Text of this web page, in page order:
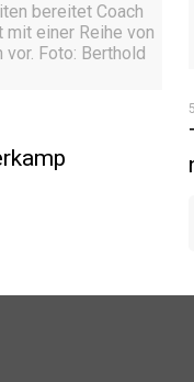
bereitet Coach
mit einer Reihe von
Foto: Berthold